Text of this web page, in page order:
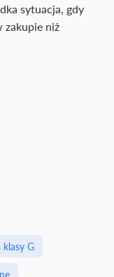
sytuacja, gdy
zakupie niż
klasy G